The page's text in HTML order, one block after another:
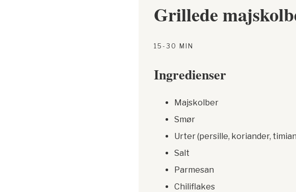
Grillede
15-30 MIN
Ingredienser
Majskolber
Smør
Urter (persille, koriander,
Salt
Parmesan
Chiliflakes